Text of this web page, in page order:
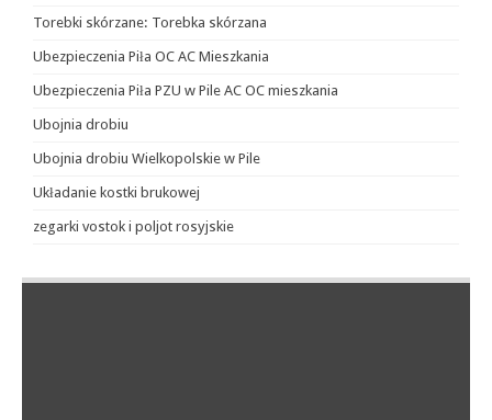
Torebki skórzane: Torebka skórzana
Ubezpieczenia Piła OC AC Mieszkania
Ubezpieczenia Piła PZU w Pile AC OC mieszkania
Ubojnia drobiu
Ubojnia drobiu Wielkopolskie w Pile
Układanie kostki brukowej
zegarki vostok i poljot rosyjskie